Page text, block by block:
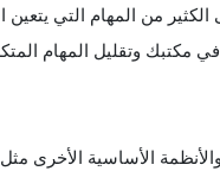
من المهام التي